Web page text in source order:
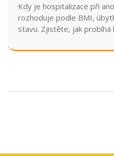
Kdy je hospitalizace při
rozhoduje podle BMI,
stavu. Zjistěte, jak probíhá